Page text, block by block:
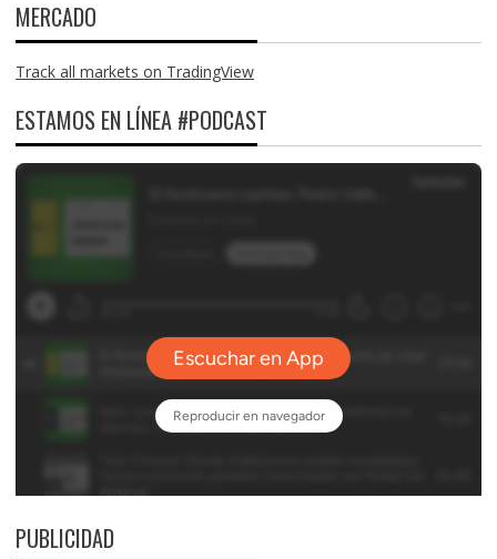
MERCADO
Track all markets on TradingView
ESTAMOS EN LÍNEA #PODCAST
PUBLICIDAD